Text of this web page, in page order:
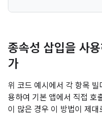
종속성 삽입을 사
가
위 코드 예시에서 각 항목 빌
용하여 기본 앱에서 직접 호
이 많은 경우 이 방법이 제